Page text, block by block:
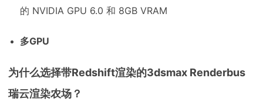
的 NVIDIA GPU 6.0 和 8GB VRAM
多GPU
为什么选择带Redshift渲染的3dsmax Renderbus
瑞云渲染农场？